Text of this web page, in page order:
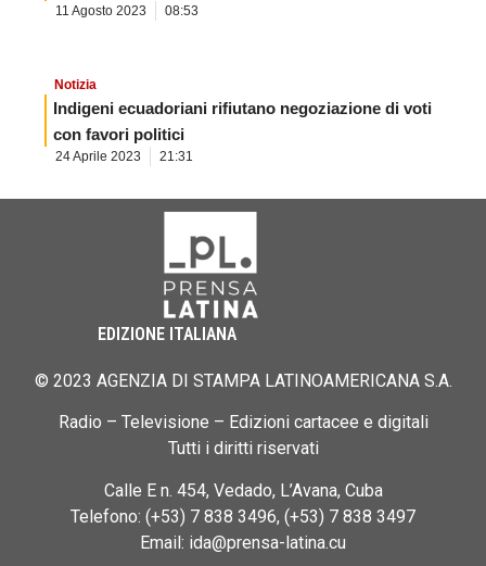
11 Agosto 2023 08:53
Notizia
Indigeni ecuadoriani rifiutano negoziazione di voti
con favori politici
24 Aprile 2023 21:31
EDIZIONE ITALIANA
© 2023 AGENZIA DI STAMPA LATINOAMERICANA S.A.
Radio – Televisione – Edizioni cartacee e digitali
Tutti i diritti riservati
Calle E n. 454, Vedado, L’Avana, Cuba
Telefono: (+53) 7 838 3496, (+53) 7 838 3497
Email: ida@prensa-latina.cu